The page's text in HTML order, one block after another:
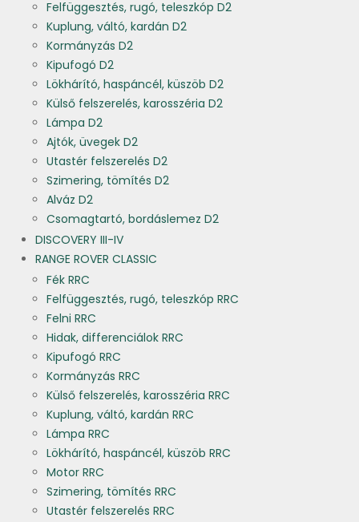
Felfüggesztés, rugó, teleszkóp D2
Kuplung, váltó, kardán D2
Kormányzás D2
Kipufogó D2
Lökhárító, haspáncél, küszöb D2
Külső felszerelés, karosszéria D2
Lámpa D2
Ajtók, üvegek D2
Utastér felszerelés D2
Szimering, tömítés D2
Alváz D2
Csomagtartó, bordáslemez D2
DISCOVERY III-IV
RANGE ROVER CLASSIC
Fék RRC
Felfüggesztés, rugó, teleszkóp RRC
Felni RRC
Hidak, differenciálok RRC
Kipufogó RRC
Kormányzás RRC
Külső felszerelés, karosszéria RRC
Kuplung, váltó, kardán RRC
Lámpa RRC
Lökhárító, haspáncél, küszöb RRC
Motor RRC
Szimering, tömítés RRC
Utastér felszerelés RRC